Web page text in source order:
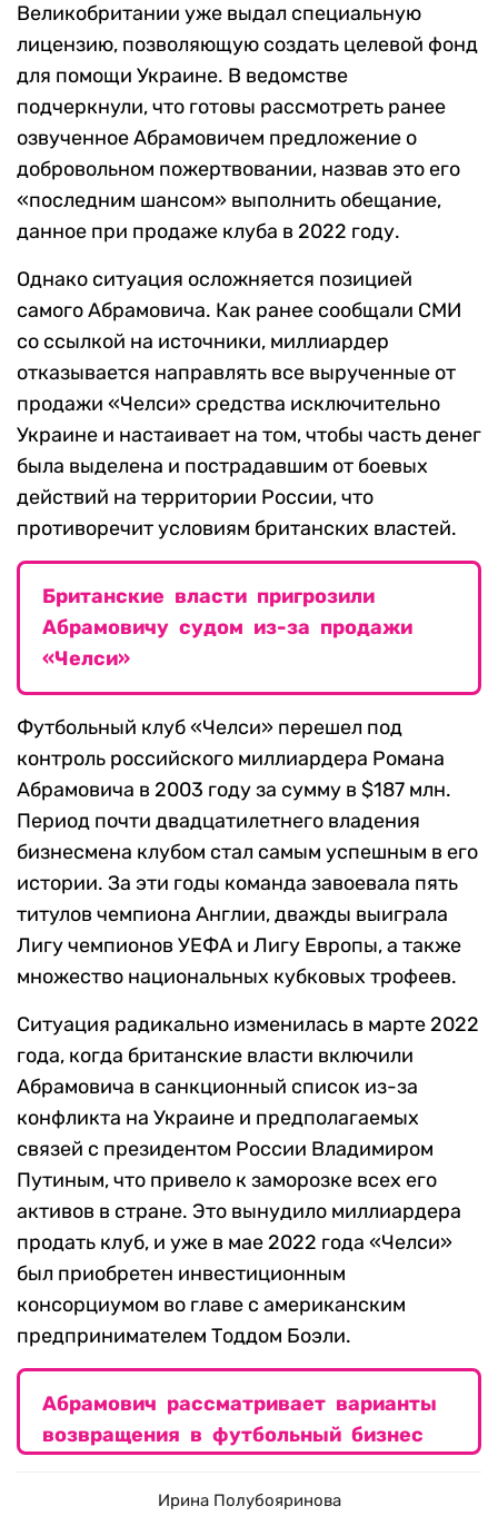
Великобритании уже выдал специальную
лицензию, позволяющую создать целевой фонд
для помощи Украине. В ведомстве
подчеркнули, что готовы рассмотреть ранее
озвученное Абрамовичем предложение о
добровольном пожертвовании, назвав это его
«последним шансом» выполнить обещание,
данное при продаже клуба в 2022 году.
Однако ситуация осложняется позицией
самого Абрамовича. Как ранее сообщали СМИ
со ссылкой на источники, миллиардер
отказывается направлять все вырученные от
продажи «Челси» средства исключительно
Украине и настаивает на том, чтобы часть денег
была выделена и пострадавшим от боевых
действий на территории России, что
противоречит условиям британских властей.
Британские власти пригрозили
Абрамовичу судом из-за продажи
«Челси»
Футбольный клуб «Челси» перешел под
контроль российского миллиардера Романа
Абрамовича в 2003 году за сумму в $187 млн.
Период почти двадцатилетнего владения
бизнесмена клубом стал самым успешным в его
истории. За эти годы команда завоевала пять
титулов чемпиона Англии, дважды выиграла
Лигу чемпионов УЕФА и Лигу Европы, а также
множество национальных кубковых трофеев.
Ситуация радикально изменилась в марте 2022
года, когда британские власти включили
Абрамовича в санкционный список из-за
конфликта на Украине и предполагаемых
связей с президентом России Владимиром
Путиным, что привело к заморозке всех его
активов в стране. Это вынудило миллиардера
продать клуб, и уже в мае 2022 года «Челси»
был приобретен инвестиционным
консорциумом во главе с американским
предпринимателем Тоддом Боэли.
Абрамович рассматривает варианты
возвращения в футбольный бизнес
Ирина Полубояринова